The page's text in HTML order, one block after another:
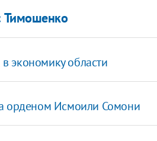
Тимошенко
в экономику области
орденом Исмоили Сомони